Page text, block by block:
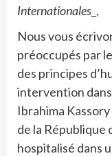
Internationales _,
Nous vous
préoccupés par
des principes
intervention
Ibrahima
de la République
hospitalisé dans